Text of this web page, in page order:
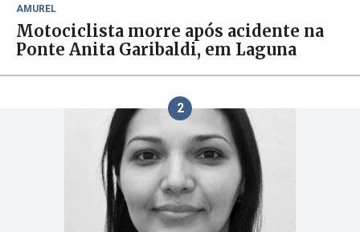
AMUREL
Motociclista morre após acidente na
Ponte Anita Garibaldi, em Laguna
2